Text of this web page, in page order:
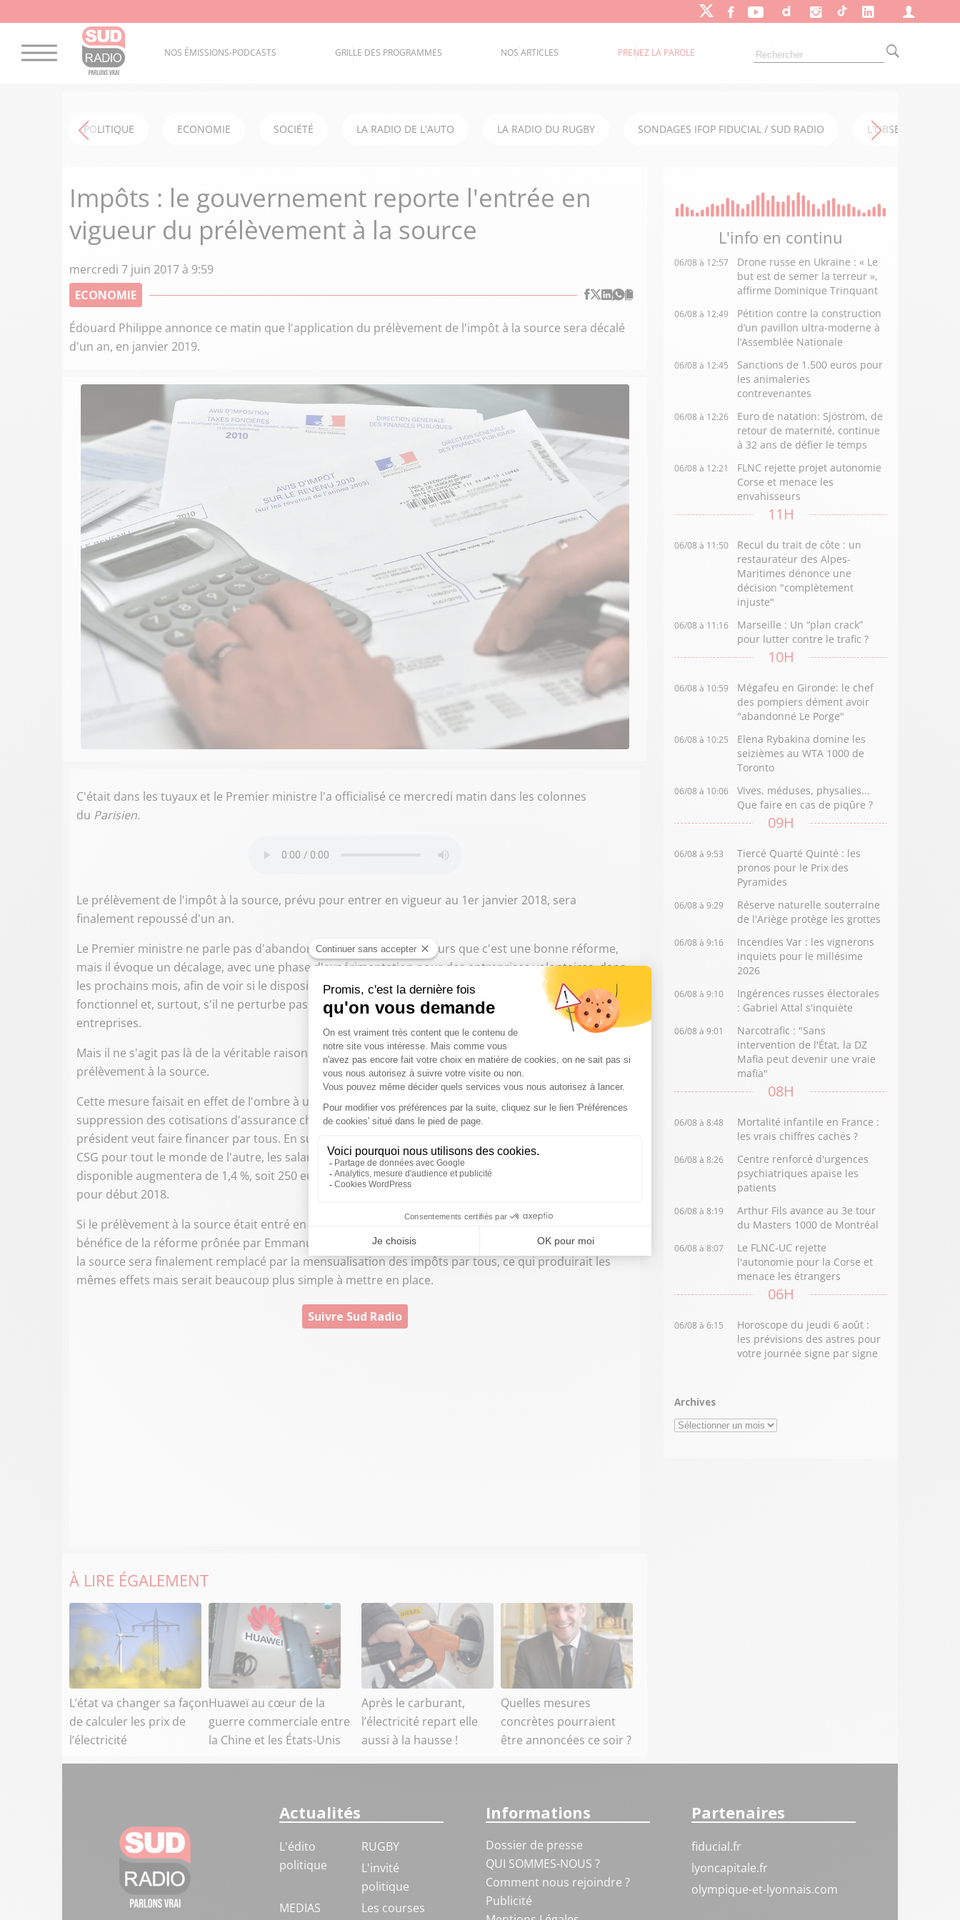
NOS ÉMISSIONS-PODCASTS GRILLE DES PROGRAMMES NOS ARTICLES PRENEZ LA PAROLE
POLITIQUE ECONOMIE SOCIÉTÉ LA RADIO DE L'AUTO LA RADIO DU RUGBY SONDAGES IFOP FIDUCIAL / SUD RADIO L'OBSERVATOIRE
Impôts : le gouvernement reporte l'entrée en
vigueur du prélèvement à la source
mercredi 7 juin 2017 à 9:59
ECONOMIE
Édouard Philippe annonce ce matin que l'application du prélèvement de l'impôt à la source sera décalé
d'un an, en janvier 2019.
C'était dans les tuyaux et le Premier ministre l'a officialisé ce mercredi matin dans les colonnes
du Parisien.
Le prélèvement de l'impôt à la source, prévu pour entrer en vigueur au 1er janvier 2018, sera
finalement repoussé d'un an.
Le Premier ministre ne parle pas d'abandon du projet, il juge d'ailleurs que c'est une bonne réforme,
mais il évoque un décalage, avec une phase d'expérimentation pour des entreprises volontaires, dans
les prochains mois, afin de voir si le dispositif mis en place par la précédente majorité est bien
fonctionnel et, surtout, s'il ne perturbe pas la bonne marche des entreprises, en particulier des petites
entreprises.
Mais il ne s'agit pas là de la véritable raison derrière cette décision de repousser l'entrée en vigueur du
prélèvement à la source.
Cette mesure faisait en effet de l'ombre à une mesure phare du programme d'Emmanuel Macron, la
suppression des cotisations d'assurance chômage, qui pèse aujourd'hui sur les seuls salariés et que le
président veut faire financer par tous. En supprimant ces cotisations d'un côté et en augmentant la
CSG pour tout le monde de l'autre, les salariés devraient constater l'an prochain que leur revenu net
disponible augmentera de 1,4 %, soit 250 euros par an pour un salarié au Smic. Tout cela est prévu
pour début 2018.
Si le prélèvement à la source était entré en vigueur à la même date, les salariés n'auraient jamais vu le
bénéfice de la réforme prônée par Emmanuel Macron. Il y a d'ailleurs fort à parier que le prélèvement à
la source sera finalement remplacé par la mensualisation des impôts par tous, ce qui produirait les
mêmes effets mais serait beaucoup plus simple à mettre en place.
Suivre Sud Radio
À LIRE ÉGALEMENT
L’état va changer sa façon
de calculer les prix de
l’électricité
Huaweï au cœur de la
guerre commerciale entre
la Chine et les États-Unis
Après le carburant,
l’électricité repart elle
aussi à la hausse !
Quelles mesures
concrètes pourraient
être annoncées ce soir ?
L'info en continu
06/08 à 12:57
Drone russe en Ukraine : « Le
but est de semer la terreur »,
affirme Dominique Trinquant
06/08 à 12:49
Pétition contre la construction
d’un pavillon ultra-moderne à
l’Assemblée Nationale
06/08 à 12:45
Sanctions de 1.500 euros pour
les animaleries
contrevenantes
06/08 à 12:26
Euro de natation: Sjöström, de
retour de maternité, continue
à 32 ans de défier le temps
06/08 à 12:21
FLNC rejette projet autonomie
Corse et menace les
envahisseurs
11H
06/08 à 11:50
Recul du trait de côte : un
restaurateur des Alpes-
Maritimes dénonce une
décision "complètement
injuste"
06/08 à 11:16
Marseille : Un “plan crack”
pour lutter contre le trafic ?
10H
06/08 à 10:59
Mégafeu en Gironde: le chef
des pompiers dément avoir
"abandonné Le Porge"
06/08 à 10:25
Elena Rybakina domine les
seizièmes au WTA 1000 de
Toronto
06/08 à 10:06
Vives, méduses, physalies...
Que faire en cas de piqûre ?
09H
06/08 à 9:53
Tiercé Quarté Quinté : les
pronos pour le Prix des
Pyramides
06/08 à 9:29
Réserve naturelle souterraine
de l'Ariège protège les grottes
06/08 à 9:16
Incendies Var : les vignerons
inquiets pour le millésime
2026
06/08 à 9:10
Ingérences russes électorales
: Gabriel Attal s'inquiète
06/08 à 9:01
Narcotrafic : "Sans
intervention de l'État, la DZ
Mafia peut devenir une vraie
mafia"
08H
06/08 à 8:48
Mortalité infantile en France :
les vrais chiffres cachés ?
06/08 à 8:26
Centre renforcé d'urgences
psychiatriques apaise les
patients
06/08 à 8:19
Arthur Fils avance au 3e tour
du Masters 1000 de Montréal
06/08 à 8:07
Le FLNC-UC rejette
l'autonomie pour la Corse et
menace les étrangers
06H
06/08 à 6:15
Horoscope du jeudi 6 août :
les prévisions des astres pour
votre journée signe par signe
Archives
Archives
Actualités
L'édito
politique
RUGBY
L'invité
politique
MEDIAS
Les courses
Informations
Dossier de presse
QUI SOMMES-NOUS ?
Comment nous rejoindre ?
Publicité
Partenaires
fiducial.fr
lyoncapitale.fr
olympique-et-lyonnais.com